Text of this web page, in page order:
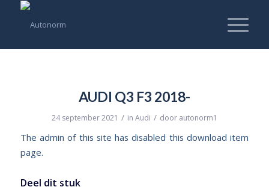
AUDI Q3 F3 2018-
24 september 2021 / in Audi / door autonorm1
The admin of this site has disabled this download item
page.
Deel dit stuk